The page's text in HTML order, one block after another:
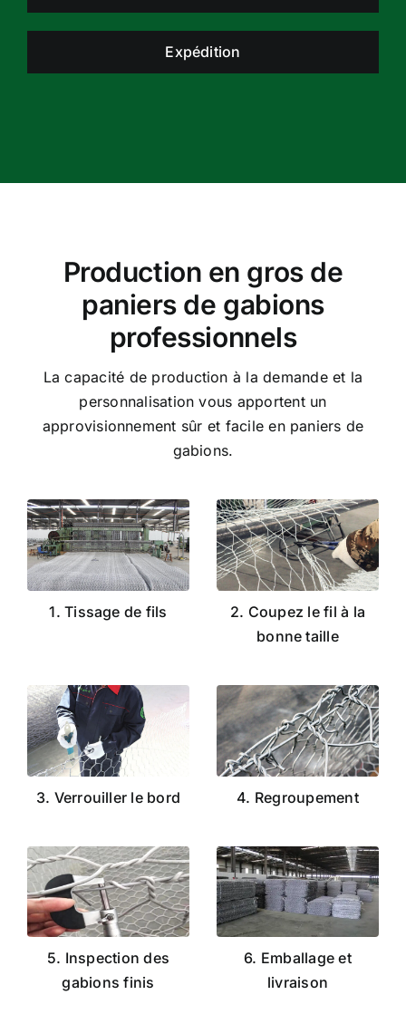
Expédition
Production en gros de
paniers de gabions
professionnels
La capacité de production à la demande et la
personnalisation vous apportent un
approvisionnement sûr et facile en paniers de
gabions.
1. Tissage de fils
2. Coupez le fil à la
bonne taille
3. Verrouiller le bord 4. Regroupement
5. Inspection des
gabions finis
6. Emballage et
livraison